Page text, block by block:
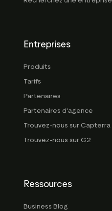
Entreprises
Produits
Tarifs
Partenaires
Partenaires d'agence
Trouvez-nous sur Capterra
Trouvez-nous sur G2
Ressources
Business Blog